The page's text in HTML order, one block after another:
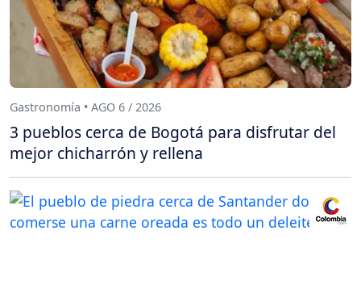
Gastronomía • AGO 6 / 2026
3 pueblos cerca de Bogotá para disfrutar del
mejor chicharrón y rellena